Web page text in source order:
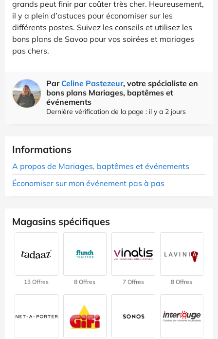
grands peut finir par coûter très cher. Heureusement,
il y a plein d’astuces pour économiser sur les
différents postes. Suivez les conseils et utilisez les
bons plans de Savoo pour vos soirées et mariages
pas chers.
Par Celine Pastezeur, votre spécialiste en
bons plans Mariages, baptêmes et
événements
Dernière vérification de la page : il y a 2 jours
Informations
A propos de Mariages, baptêmes et événements
Économiser sur mon événement pas à pas
Magasins spécifiques
13 Offres 8 Offres 7 Offres 8 Offres